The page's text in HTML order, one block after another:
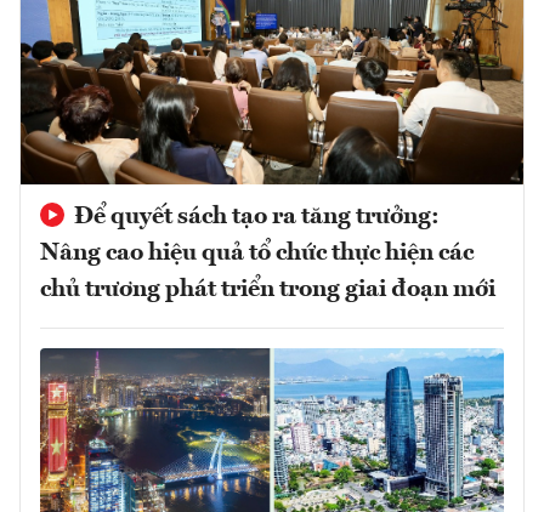
Để quyết sách tạo ra tăng trưởng:
Nâng cao hiệu quả tổ chức thực hiện các
chủ trương phát triển trong giai đoạn mới